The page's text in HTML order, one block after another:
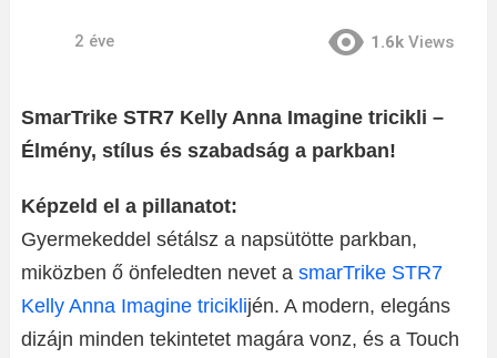
2 éve 1.6k Views
SmarTrike STR7 Kelly Anna Imagine tricikli –
Élmény, stílus és szabadság a parkban!
Képzeld el a pillanatot:
Gyermekeddel sétálsz a napsütötte parkban,
miközben ő önfeledten nevet a smarTrike STR7
Kelly Anna Imagine triciklijén. A modern, elegáns
dizájn minden tekintetet magára vonz, és a Touch